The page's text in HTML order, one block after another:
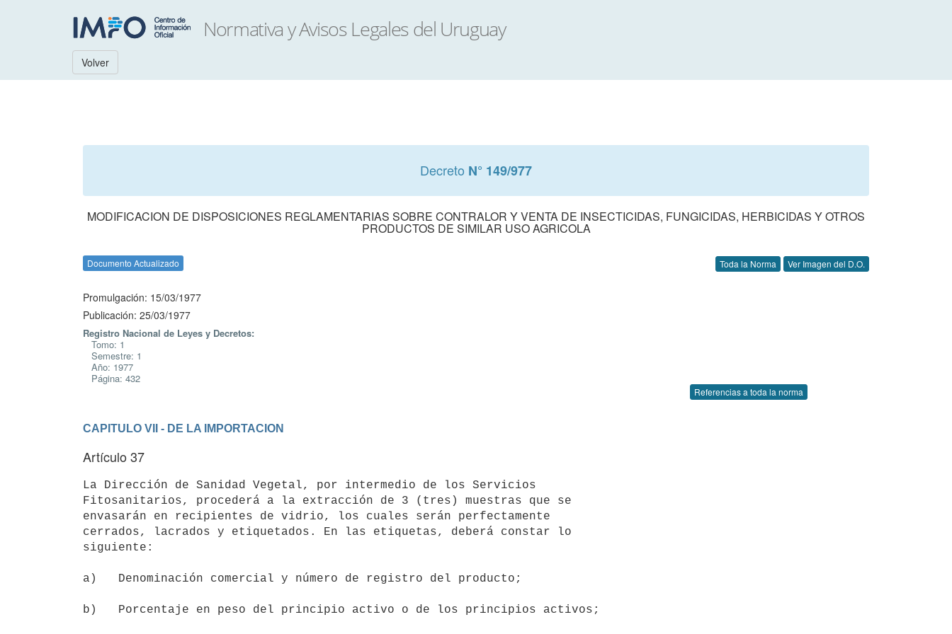
Volver
Decreto N° 149/977
MODIFICACION DE DISPOSICIONES REGLAMENTARIAS SOBRE CONTRALOR Y VENTA DE INSECTICIDAS, FUNGICIDAS, HERBICIDAS Y OTROS
PRODUCTOS DE SIMILAR USO AGRICOLA
Documento Actualizado Toda la Norma Ver Imagen del D.O.
Promulgación: 15/03/1977
Publicación: 25/03/1977
Registro Nacional de Leyes y Decretos:
Tomo: 1
Semestre: 1
Año: 1977
Página: 432
Referencias a toda la norma
CAPITULO VII - DE LA IMPORTACION
Artículo 37
La Dirección de Sanidad Vegetal, por intermedio de los Servicios
Fitosanitarios, procederá a la extracción de 3 (tres) muestras que se
envasarán en recipientes de vidrio, los cuales serán perfectamente
cerrados, lacrados y etiquetados. En las etiquetas, deberá constar lo
siguiente:
a)   Denominación comercial y número de registro del producto;
b)   Porcentaje en peso del principio activo o de los principios activos;